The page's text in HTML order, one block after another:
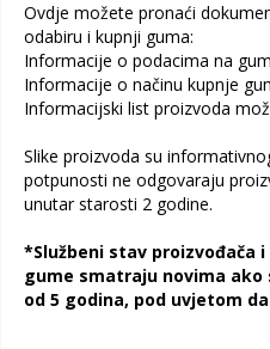
Ovdje možete pronaći
odabiru i kupnji guma:
Informacije o podacima na
Informacije o načinu kupnje
Informacijski list proizvoda
Slike proizvoda su
potpunosti ne odgovaraju
unutar starosti 2 godine.
*Službeni stav proizvođača
gume smatraju novima ako
od 5 godina, pod uvjetom